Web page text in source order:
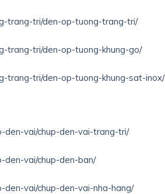
trang-tri/den-op-tuong-trang-tri/
trang-tri/den-op-tuong-khung-go/
trang-tri/den-op-tuong-khung-sat-inox/
den-vai/chup-den-vai-trang-tri/
den-vai/chup-den-ban/
vai/chup-den-vai-nha-hang/